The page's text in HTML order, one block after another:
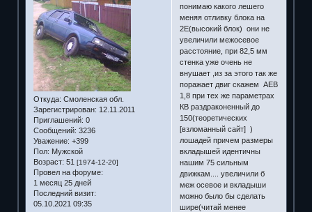
Откуда: Смоленская обл.
Зарегистрирован: 12.11.2011
Приглашений: 0
Сообщений: 3236
Уважение: +399
Пол: Мужской
Возраст: 51 [1974-12-20]
Провел на форуме:
1 месяц 25 дней
Последний визит:
05.10.2021 09:35
понимаю какого лешего
меняя отливку блока на
2Е(высокий блок) они не
увеличили межосевое
расстояние, при 82,5 мм
стенка уже очень не
внушает ,из за этого так же
поражает двиг скажем АЕВ
1,8 при тех же параметрах
КВ раздраконенный до
150(теоретических
[взломанный сайт] )
лошадей причем размеры
вкладышей идентичны
нашим 75 сильным
движкам.... увеличили б
меж осевое и вкладыши
можно было бы сделать
шире(читай менее